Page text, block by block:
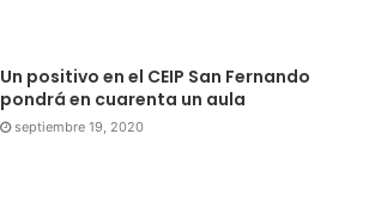
Un positivo en el CEIP San Fernando
pondrá en cuarenta un aula
septiembre 19, 2020